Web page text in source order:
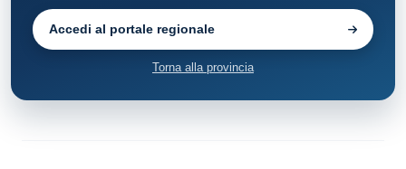
Accedi al portale regionale
Torna alla provincia